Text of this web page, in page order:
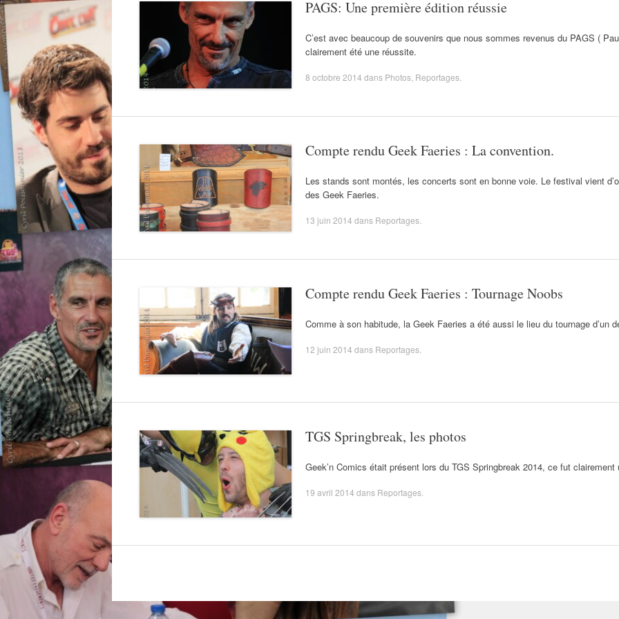
PAGS: Une première édition réussie
C’est avec beaucoup de souvenirs que nous sommes revenus du PAGS (
clairement été une réussite.
8 octobre 2014 dans Photos Reportages
Compte rendu Geek Faeries : La convention.
Les stands sont montés, les concerts sont en bonne voie. Le festival vient
des Geek Faeries.
13 juin 2014 dans Reportages
Compte rendu Geek Faeries : Tournage Noobs
Comme à son habitude, la Geek Faeries a été aussi le lieu du tournage d’un
12 juin 2014 dans Reportages
TGS Springbreak, les photos
Geek’n Comics était présent lors du TGS Springbreak 2014, ce fut
19 avril 2014 dans Reportages